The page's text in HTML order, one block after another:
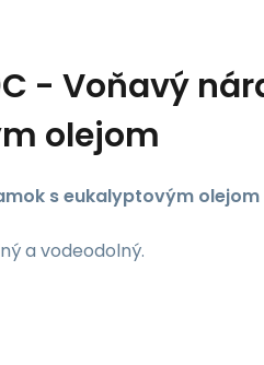
- Voňavý
olejom
s eukalyptovým olejom
a vodeodolný.